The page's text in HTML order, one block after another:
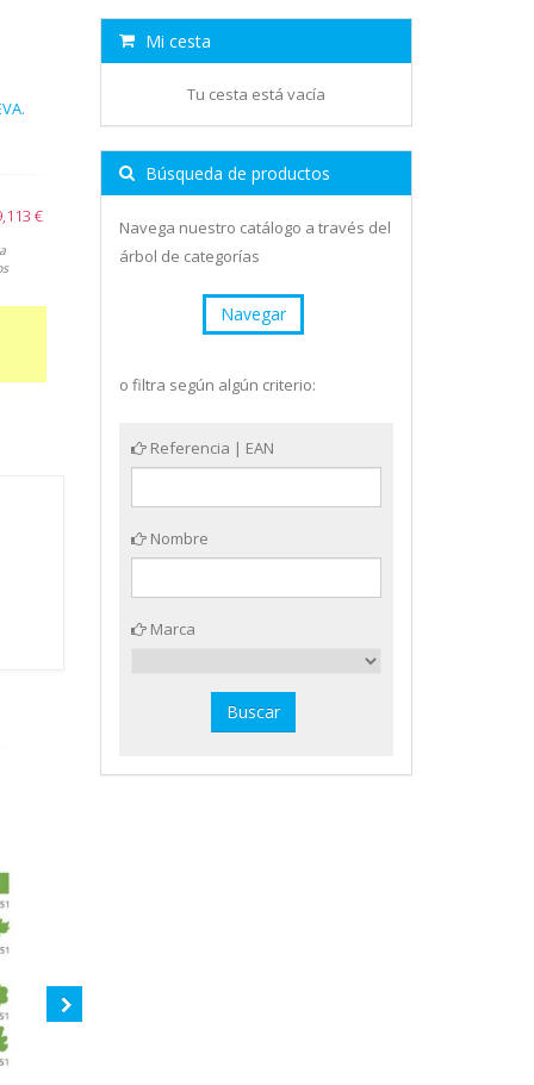
€
Mi cesta
Tu cesta está vacía
Búsqueda de productos
Navega nuestro catálogo a través del
árbol de categorías
Navegar
o filtra según algún criterio:
Referencia | EAN
Nombre
Marca